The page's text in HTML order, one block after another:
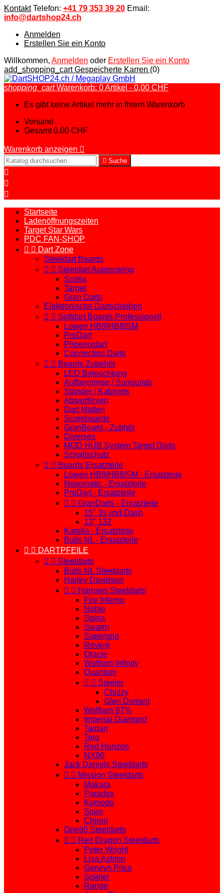
Kontakt Telefon: +41 79 353 39 20 Email:
info@dartshop24.ch
Anmelden
Erstellen Sie ein Konto
Willkommen, Anmelden oder Erstellen Sie ein Konto
add_shopping_cartGespeicherte Karren (0)
shopping_cart Warenkorb: 0Artikel - 0,00 CHF
Es gibt keine Artikel mehr in Ihrem Warenkorb
Versand
Gesamt 0,00 CHF
Warenkorb anzeigen 
 Suche



Startseite
Ladenöffnungszeiten
Target Star Wars
PDC FAN-SHOP
  Dart Zone
Steeldart Boards
  Steeldart Autoscoring
Scolia
Target
Gran Darts
Elektronische Dartscheiben
  Softdart Boards Professionell
Löwen HB9/HB8/SM
ProDart
Phoenixdart
Connection Darts
  Boards Zubehör
LED Beleuchtung
Auffangringe / Surrounds
Ständer / Kabinets
Abwurflinien
Dart Matten
Scoreboards
GranBoard - Zubhör
Diverses
MOD HUB System Target Darts
Schallschutz
  Boards Ersatzteile
Löwen HB9/HB8/SM - Ersatzteile
Novomatic - Ersatzteile
ProDart - Ersatzteile
  GranDarts - Ersatzteile
15" 3s und Dash
13" 132
Karella - Ersatzteile
Bulls NL - Ersatzteile
  DARTPFEILE
  Steeldarts
Bulls NL Steeldarts
Harley Davidson
  Harrows Steeldarts
Fire Inferno
Noble
Spina
Swarm
Supergrip
Revere
Oracle
Wolfram Infinity
Quantum
  Spieler
Chizzy
Glen Durrant
Wolfram 97%
Imperial Diamond
Taipan
Toro
Red Horizon
NX90
Jack Daniels Steeldarts
  Mission Steeldarts
Makara
Paradox
Komodo
Spiro
Chiron
One80 Steeldarts
  Red Dragon Steeldarts
Peter Wright
Lisa Ashton
Gerwyn Price
Spieler
Range